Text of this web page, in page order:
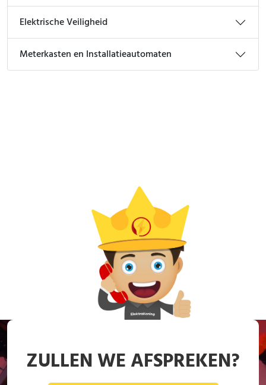
Elektrische Veiligheid
Meterkasten en Installatieautomaten
ZULLEN WE AFSPREKEN?